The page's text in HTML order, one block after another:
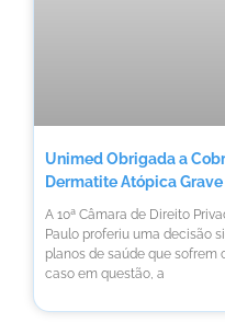
Unimed Obrigada a
Dermatite Atópica Grave
A 10ª Câmara de Direito
Paulo proferiu uma decisão
planos de saúde que
caso em questão, a